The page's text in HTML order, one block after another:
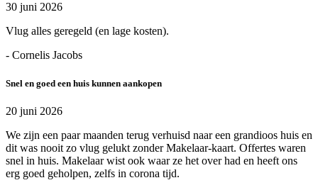
30 juni 2026
Vlug alles geregeld (en lage kosten).
- Cornelis Jacobs
Snel en goed een huis kunnen aankopen
20 juni 2026
We zijn een paar maanden terug verhuisd naar een grandioos huis en
dit was nooit zo vlug gelukt zonder Makelaar-kaart. Offertes waren
snel in huis. Makelaar wist ook waar ze het over had en heeft ons
erg goed geholpen, zelfs in corona tijd.